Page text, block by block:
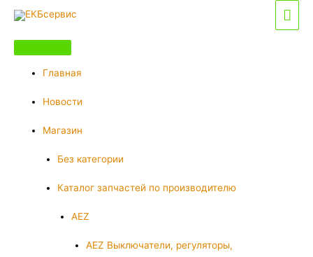
Перейти
содержимому
Главная
Новости
Магазин
Без категории
Каталог запчастей по производителю
AEZ
AEZ Выключатели, регуляторы,